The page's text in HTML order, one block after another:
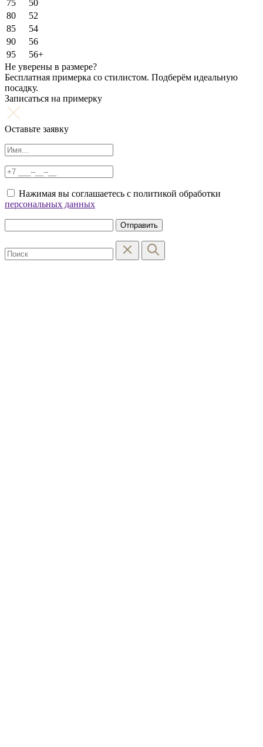
75
50
80
52
85
54
90
56
95
56+
Не уверены в размере?
Бесплатная примерка со стилистом. Подберём идеальную
посадку.
Записаться на примерку
Оставьте заявку
Нажимая вы соглашаетесь с политикой обработки
персональных данных